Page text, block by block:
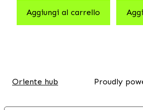
Aggiungi al carrello
Oriente hub Proudly